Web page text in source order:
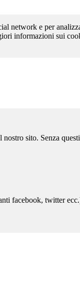
network e per
informazioni sui
sito. Senza
facebook, twitter